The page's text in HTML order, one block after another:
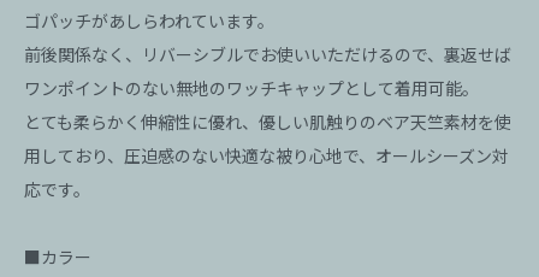
ゴパッチがあしらわれています。
前後関係なく、リバーシブルでお使いいただけるので、裏返せば
ワンポイントのない無地のワッチキャップとして着用可能。
とても柔らかく伸縮性に優れ、優しい肌触りのベア天竺素材を使
用しており、圧迫感のない快適な被り心地で、オールシーズン対
応です。
■カラー